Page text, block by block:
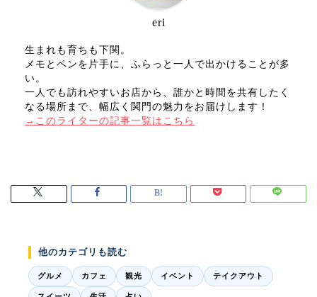
eri
生まれも育ちも下関。
メモとペンを片手に、ふらっと一人で出かけることが多
い。
一人でも訪れやすいお店から、誰かと時間を共有したく
なる場所まで、幅広く関門の魅力をお届けします！
→このライターの記事一覧はこちら
他のカテゴリも読む
グルメ カフェ 観光 イベント テイクアウト